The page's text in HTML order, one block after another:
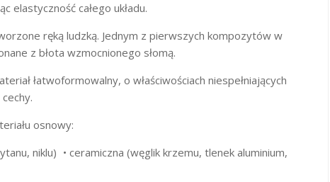
elastyczność całego układu.
ręką ludzką. Jednym z pierwszych kompozytów w
z błota wzmocnionego słomą.
łatwoformowalny, o właściwościach niespełniających
osnowy:
niklu) • ceramiczna (węglik krzemu, tlenek aluminium,